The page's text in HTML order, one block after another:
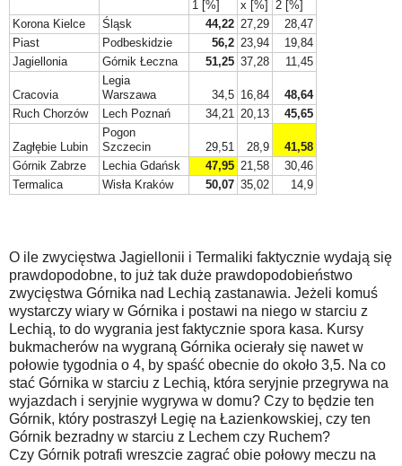
1 [%] x [%]
2 [%]
Korona Kielce
Śląsk 44,22 27,29
28,47
Piast
Podbeskidzie 56,2 23,94
19,84
Jagiellonia
Górnik Łeczna 51,25 37,28 11,45
Cracovia
Legia
Warszawa
34,5 16,84
48,64
Ruch Chorzów
Lech Poznań 34,21 20,13 45,65
Zagłębie Lubin
Pogon
Szczecin
29,51 28,9
41,58
Górnik Zabrze
Lechia Gdańsk 47,95 21,58
30,46
Termalica
Wisła Kraków 50,07 35,02 14,9
O ile zwycięstwa Jagiellonii i Termaliki faktycznie wydają się
prawdopodobne, to już tak duże prawdopodobieństwo
zwycięstwa Górnika nad Lechią zastanawia. Jeżeli komuś
wystarczy wiary w Górnika i postawi na niego w starciu z
Lechią, to do wygrania jest faktycznie spora kasa. Kursy
bukmacherów na wygraną Górnika ocierały się nawet w
połowie tygodnia o 4, by spaść obecnie do około 3,5. Na co
stać Górnika w starciu z Lechią, która seryjnie przegrywa na
wyjazdach i seryjnie wygrywa w domu? Czy to będzie ten
Górnik, który postraszył Legię na Łazienkowskiej, czy ten
Górnik bezradny w starciu z Lechem czy Ruchem?
Czy Górnik potrafi wreszcie zagrać obie połowy meczu na